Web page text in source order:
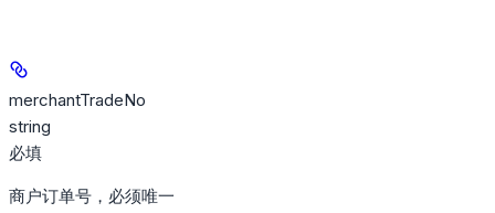
merchantTradeNo
string
必填
商户订单号，必须唯一